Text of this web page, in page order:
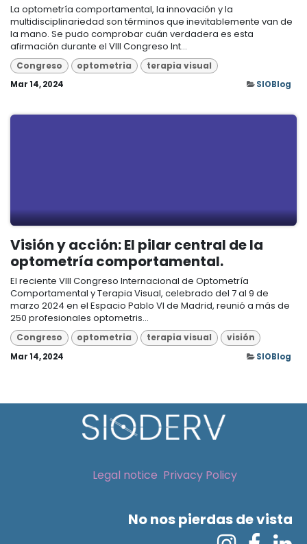
La optometría comportamental, la innovación y la
multidisciplinariedad son términos que inevitablemente van de
la mano. Se pudo comprobar cuán verdadera es esta
afirmación durante el VIII Congreso Int...
Congreso optometria terapia visual
Mar 14, 2024 SIOBlog
Visión y acción: El pilar central de la
optometría comportamental.
El reciente VIII Congreso Internacional de Optometría
Comportamental y Terapia Visual, celebrado del 7 al 9 de
marzo 2024 en el Espacio Pablo VI de Madrid, reunió a más de
250 profesionales optometris...
Congreso optometria terapia visual visión
Mar 14, 2024 SIOBlog
Legal notice Privacy Policy
No nos pierdas de vista